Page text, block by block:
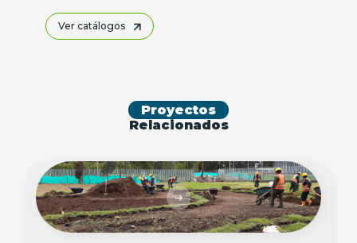
Ver catálogos
Proyectos
Relacionados